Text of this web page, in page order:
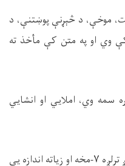
موخې، د څېړنې پوښتنې، د
وي او په متن کې مأخذ ته
سمه وي، املایي او انشايي
• د مقالې حجم په Ms. Word کې لږ ترلږه ۷-مخه او زیاته اندازه یې